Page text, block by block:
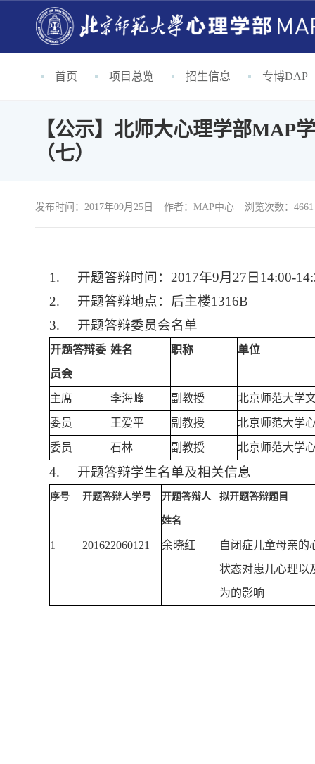
首页 项目总览 招生信息 专博DAP
【公示】北师大心理学部MAP
（七）
发布时间：2017年09月25日 作者： MAP中心 浏览次数：4661
1. 开题答辩时间： 2017年9月 27 日 14:00-
2.
开题答辩地点：后主楼1316B
3.
开题答辩委员会名单
开题答辩委
员会
姓名 职称 单位
主席 李海峰 副教授 北京师范大学
委员 王爱平 副教授 北京师范大学
委员 石林 副教授 北京师范大学
4. 开题答辩学生名单及相关信息
序号 开题答辩人学号 开题答辩人
姓名
拟开题答辩题目
1 201622060121 余晓红
自闭症儿童母亲的
状态对患儿心理以
为的影响